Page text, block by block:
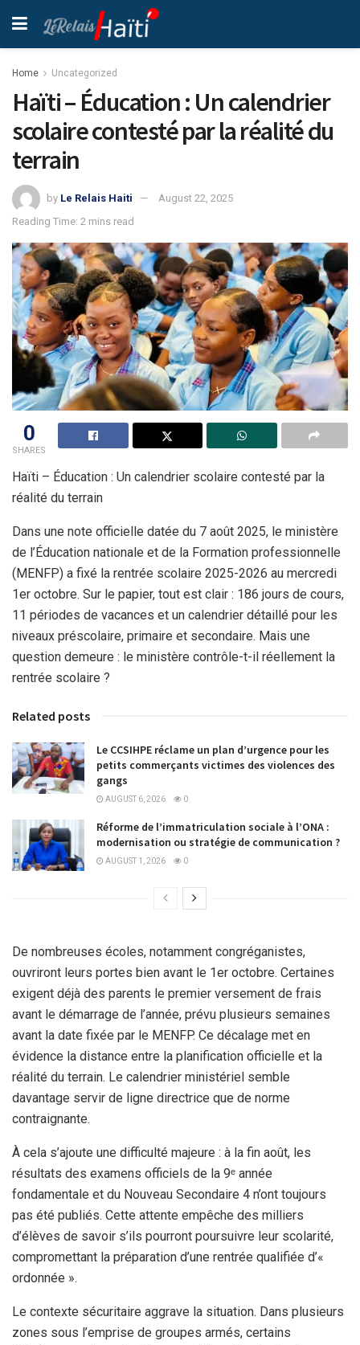
Home Uncategorized
Haïti – Éducation : Un calendrier
scolaire contesté par la réalité du
terrain
by Le Relais Haiti
August 22, 2025
Reading Time: 2 mins read
0
SHARES
Haïti – Éducation : Un calendrier scolaire contesté par la
réalité du terrain
Dans une note officielle datée du 7 août 2025, le ministère
de l’Éducation nationale et de la Formation professionnelle
(MENFP) a fixé la rentrée scolaire 2025-2026 au mercredi
1er octobre. Sur le papier, tout est clair : 186 jours de cours,
11 périodes de vacances et un calendrier détaillé pour les
niveaux préscolaire, primaire et secondaire. Mais une
question demeure : le ministère contrôle-t-il réellement la
rentrée scolaire ?
Related posts
Le CCSIHPE réclame un plan d’urgence pour les
petits commerçants victimes des violences des
gangs
AUGUST 6, 2026 0
Réforme de l’immatriculation sociale à l’ONA :
modernisation ou stratégie de communication ?
AUGUST 1, 2026 0
De nombreuses écoles, notamment congréganistes,
ouvriront leurs portes bien avant le 1er octobre. Certaines
exigent déjà des parents le premier versement de frais
avant le démarrage de l’année, prévu plusieurs semaines
avant la date fixée par le MENFP. Ce décalage met en
évidence la distance entre la planification officielle et la
réalité du terrain. Le calendrier ministériel semble
davantage servir de ligne directrice que de norme
contraignante.
À cela s’ajoute une difficulté majeure : à la fin août, les
résultats des examens officiels de la 9ᵉ année
fondamentale et du Nouveau Secondaire 4 n’ont toujours
pas été publiés. Cette attente empêche des milliers
d’élèves de savoir s’ils pourront poursuivre leur scolarité,
compromettant la préparation d’une rentrée qualifiée d’«
ordonnée ».
Le contexte sécuritaire aggrave la situation. Dans plusieurs
zones sous l’emprise de groupes armés, certains